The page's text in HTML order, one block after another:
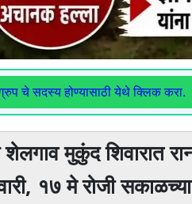
चे सदस्य होण्यासाठी येथे क्लिक करा.
मुकुंद शिवारात
१७ मे रोजी